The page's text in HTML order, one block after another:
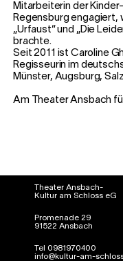
Mitarbeiterin der
Regensburg engagiert,
„Urfaust“ und „Die
brachte.
Seit 2011 ist Caroline
Regisseurin im
Münster, Augsburg,
Am Theater Ansbach
Theater Ansbach-
Kultur am Schloss eG
Promenade 29
91522 Ansbach
Tel 0981970400
info@kultur-am-